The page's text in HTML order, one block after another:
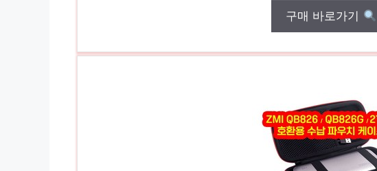
구매 바로가기